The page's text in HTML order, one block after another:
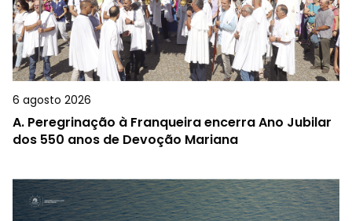
6 agosto 2026
A. Peregrinação à Franqueira encerra Ano Jubilar
dos 550 anos de Devoção Mariana